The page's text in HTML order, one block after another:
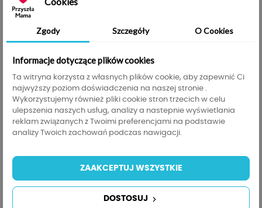
help_outline ZAPYTAJ O PRODUKT
Do darmowej dostawy brakuje200,00 zł, darmowa
dostawa obowiązuje od200,00 zł
Szczegóły produktu Informacje GPSR
Zgody Szczegóły O Cookies
Informacje dotyczące plików cookies
Ta witryna korzysta z własnych plików cookie, aby zapewnić Ci
najwyższy poziom doświadczenia na naszej stronie .
Wykorzystujemy również pliki cookie stron trzecich w celu
ulepszenia naszych usług, analizy a nastepnie wyświetlania
reklam związanych z Twoimi preferencjami na podstawie
analizy Twoich zachowań podczas nawigacji.
DOSTOSUJ
ZAAKCEPTUJ WSZYSTKIE